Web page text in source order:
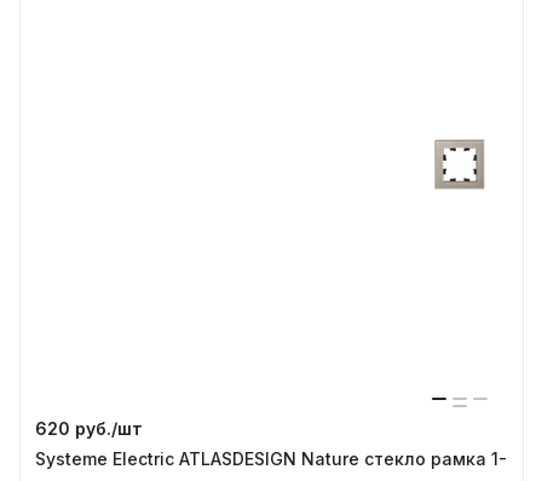
620 руб./шт
Systeme Electric ATLASDESIGN Nature стекло рамка 1-